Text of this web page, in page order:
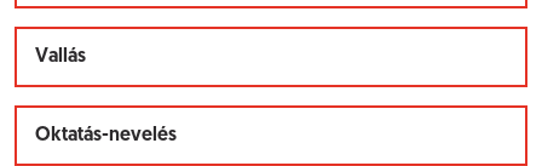
Vallás
Oktatás-nevelés